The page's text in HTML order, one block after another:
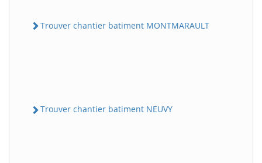
Trouver chantier batiment MONTMARAULT
Trouver chantier batiment NEUVY